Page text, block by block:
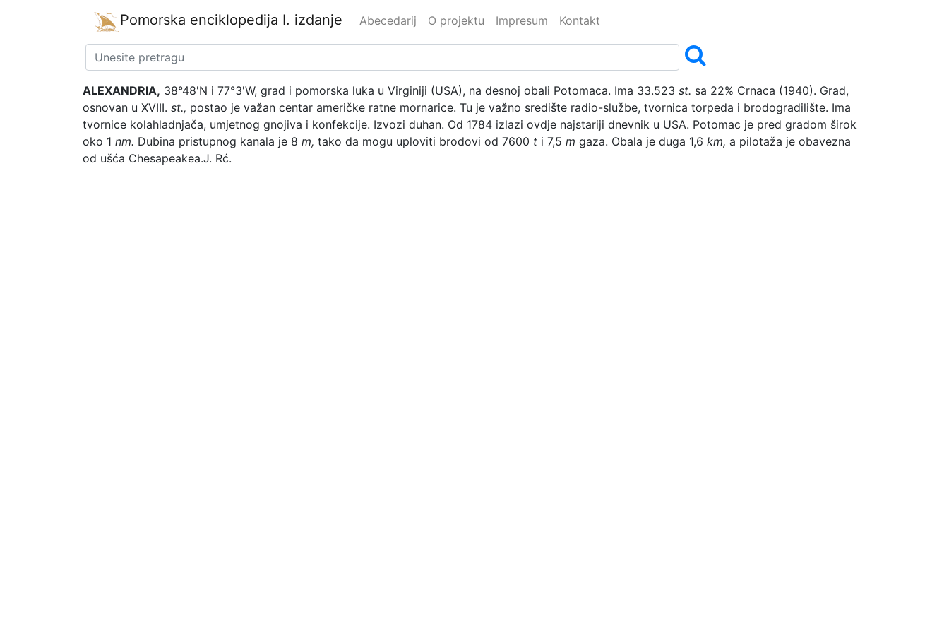
Pomorska enciklopedija I. izdanje Abecedarij O projektu Impresum Kontakt
ALEXANDRIA, 38°48'N i 77°3'W, grad i pomorska luka u Virginiji (USA), na desnoj obali Potomaca. Ima 33.523 st. sa 22% Crnaca (1940). Grad,
osnovan u XVIII. st., postao je važan centar američke ratne mornarice. Tu je važno središte radio-službe, tvornica torpeda i brodogradilište. Ima
tvornice kolahladnjača, umjetnog gnojiva i konfekcije. Izvozi duhan. Od 1784 izlazi ovdje najstariji dnevnik u USA. Potomac je pred gradom širok
oko 1 nm. Dubina pristupnog kanala je 8 m, tako da mogu uploviti brodovi od 7600 t i 7,5 m gaza. Obala je duga 1,6 km, a pilotaža je obavezna
od ušća Chesapeakea.J. Rć.